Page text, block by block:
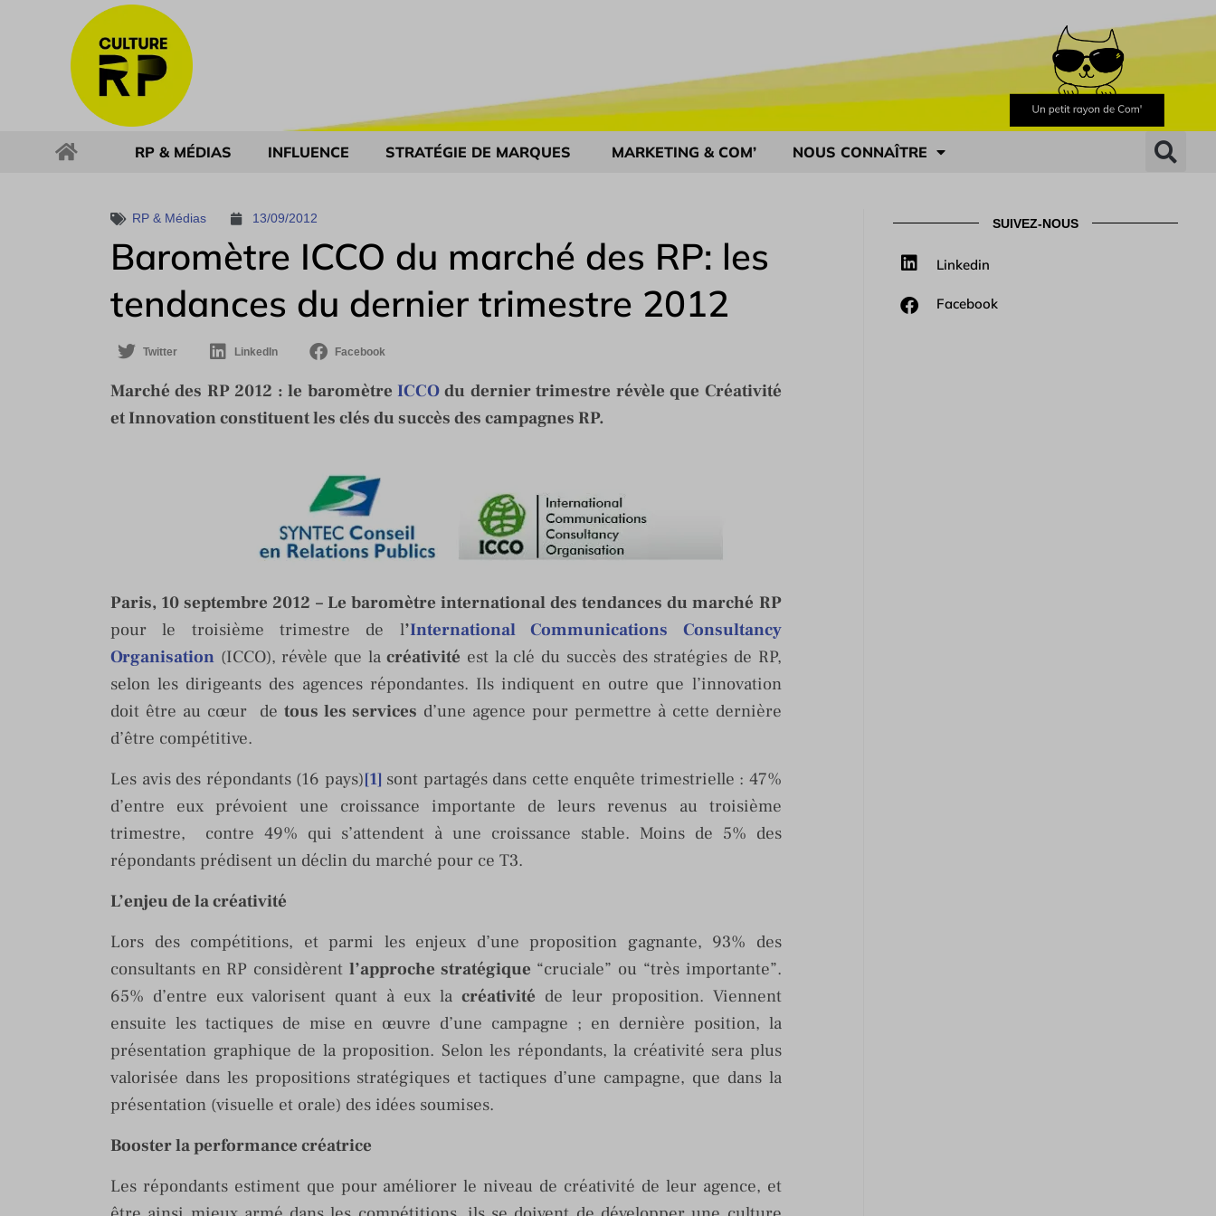
RP & MÉDIAS INFLUENCE STRATÉGIE DE MARQUES MARKETING & COM’ NOUS CONNAÎTRE
RP & Médias 13/09/2012
Baromètre ICCO du marché des RP: les
tendances du dernier trimestre 2012
Twitter LinkedIn Facebook
Marché des RP 2012 : le baromètreICCO du dernier trimestre révèle que Créativité
et Innovation constituent les clés du succès des campagnes RP.
Paris, 10 septembre 2012 – Le baromètre international des tendances du marché RP
pour le troisième trimestre de l’International Communications Consultancy
Organisation (ICCO), révèle que lacréativité est la clé du succès des stratégies de RP,
selon les dirigeants des agences répondantes. Ils indiquent en outre que l’innovation
doit être au cœur de tous les services d’une agence pour permettre à cette dernière
d’être compétitive.
Les avis des répondants (16 pays)[1] sont partagés dans cette enquête trimestrielle : 47%
d’entre eux prévoient une croissance importante de leurs revenus au troisième
trimestre, contre 49% qui s’attendent à une croissance stable. Moins de 5% des
répondants prédisent un déclin du marché pour ce T3.
L’enjeu de la créativité
Lors des compétitions, et parmi les enjeux d’une proposition gagnante, 93% des
consultants en RP considèrent l’approche stratégique “cruciale” ou “très importante”.
65% d’entre eux valorisent quant à eux la créativité de leur proposition. Viennent
ensuite les tactiques de mise en œuvre d’une campagne ; en dernière position, la
présentation graphique de la proposition. Selon les répondants, la créativité sera plus
valorisée dans les propositions stratégiques et tactiques d’une campagne, que dans la
présentation (visuelle et orale) des idées soumises.
Booster la performance créatrice
Les répondants estiment que pour améliorer le niveau de créativité de leur agence, et
SUIVEZ-NOUS
Linkedin
Facebook